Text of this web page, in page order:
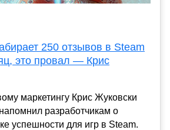
250 отзывов в Steam
это провал — Крис
маркетингу Крис Жуковски
разработчикам о
успешности для игр в Steam.